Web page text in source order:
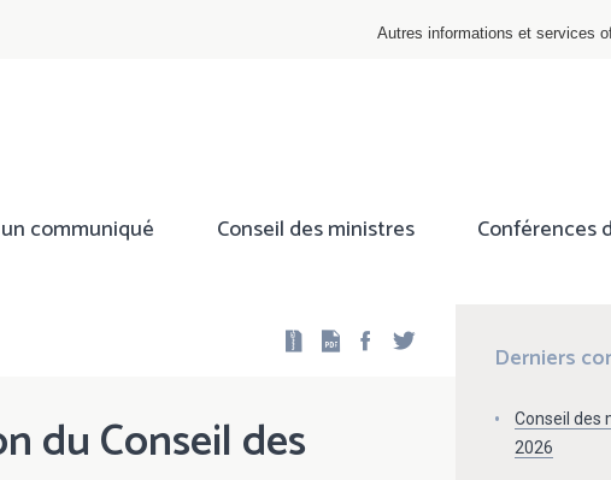
Autres informations et services
communiqué Conseil des ministres Conférences
Facebook
du Conseil des
Derniers
Conseil des
2026